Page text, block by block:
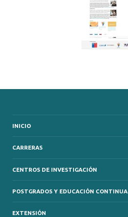
INICIO
CARRERAS
CENTROS DE INVESTIGACIÓN
POSTGRADOS Y EDUCACIÓN CONTINUA
EXTENSIÓN